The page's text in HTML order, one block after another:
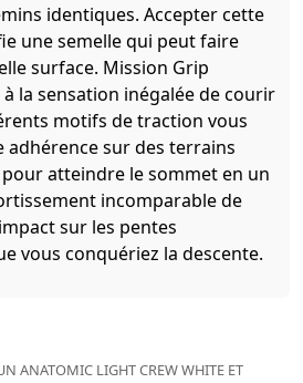
identiques. Accepter cette
une semelle qui peut faire
surface. Mission Grip
la sensation inégalée de courir
motifs de traction vous
sur des terrains
atteindre le sommet en un
incomparable de
sur les pentes
vous conquériez la descente.
ANATOMIC LIGHT CREW WHITE ET